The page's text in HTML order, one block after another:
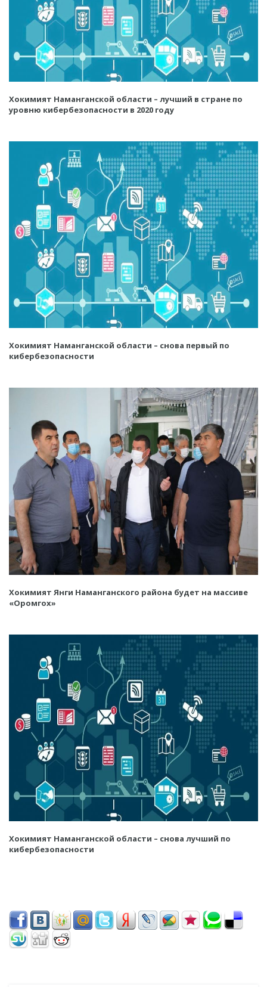
Хокимият Наманганской области – лучший в стране по
уровню кибербезопасности в 2020 году
Хокимият Наманганской области – снова первый по
кибербезопасности
Хокимият Янги Наманганского района будет на массиве
«Оромгох»
Хокимият Наманганской области – снова лучший по
кибербезопасности